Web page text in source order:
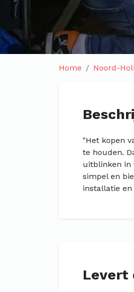
Home Noord-
"Het kopen
te houden.
uitblinken in
simpel en
installatie en
Levert